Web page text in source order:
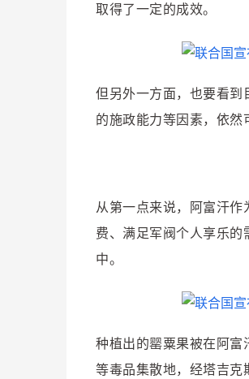
取得了一定的成效。
但另外一方面，也要看到
的施政能力等因素，依然
从第一点来说，阿富汗
费、满足军阀个人享乐
中。
种植出的罂粟果被在阿富
等毒品集散地，经塔吉克